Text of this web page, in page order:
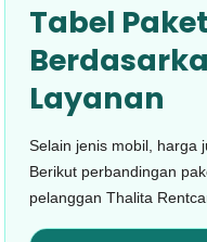
Tabel
Layanan
Selain jenis mobil, harga
Berikut perbandingan
pelanggan Thalita